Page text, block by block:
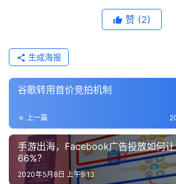
赞 (2)
生成海报
谷歌转用首价竞拍机制
上一篇
手游出海，Facebook广告投放如何
66%？
2020年5月8日 上午9:13